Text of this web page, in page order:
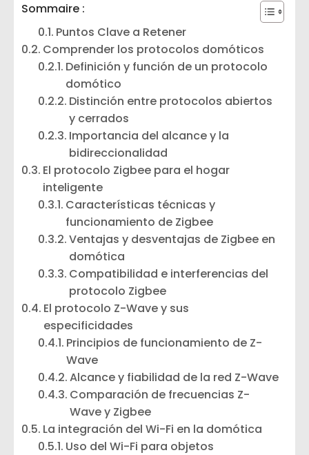
Sommaire :
Puntos Clave a Retener
Comprender los protocolos domóticos
Definición y función de un protocolo
domótico
Distinción entre protocolos abiertos
y cerrados
Importancia del alcance y la
bidireccionalidad
El protocolo Zigbee para el hogar
inteligente
Características técnicas y
funcionamiento de Zigbee
Ventajas y desventajas de Zigbee en
domótica
Compatibilidad e interferencias del
protocolo Zigbee
El protocolo Z-Wave y sus
especificidades
Principios de funcionamiento de Z-
Wave
Alcance y fiabilidad de la red Z-Wave
Comparación de frecuencias Z-
Wave y Zigbee
La integración del Wi-Fi en la domótica
Uso del Wi-Fi para objetos